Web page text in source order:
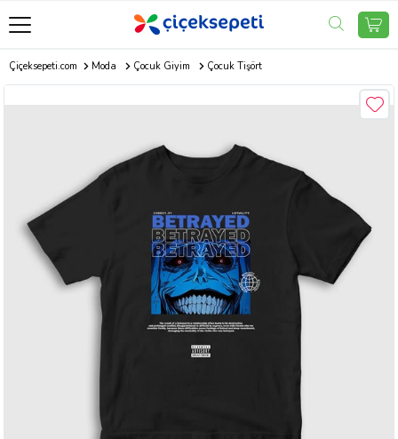
Çiçeksepeti.com Moda Çocuk Giyim Çocuk Tişört